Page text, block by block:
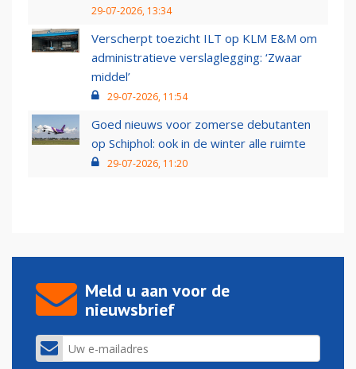
29-07-2026, 13:34
Verscherpt toezicht ILT op KLM E&M om
administratieve verslaglegging: ‘Zwaar
middel’
29-07-2026, 11:54
Goed nieuws voor zomerse debutanten
op Schiphol: ook in de winter alle ruimte
29-07-2026, 11:20
Meld u aan voor de
nieuwsbrief